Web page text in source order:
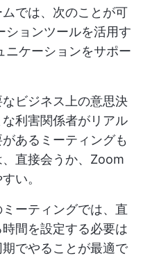
では、次のことが可
ションツールを活用す
ニケーションをサポー
ビジネス上の意思決
利害関係者がリアル
あるミーティングも
直接会うか、Zoom
い。
ーティングでは、直
間を設定する必要は
でやることが最適で